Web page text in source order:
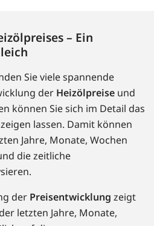
– Ein
Sie viele spannende
der Heizölpreise und
können Sie sich im Detail das
lassen. Damit können
Jahre, Monate, Wochen
die zeitliche
der Preisentwicklung zeigt
der letzten Jahre, Monate,